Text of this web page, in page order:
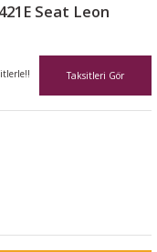
Seat Leon
Taksitleri Gör